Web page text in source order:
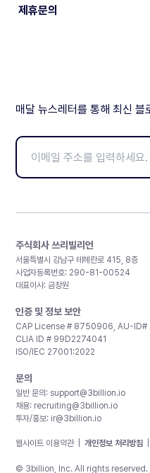
제휴문의
매달 뉴스레터를 통해 최신
주식회사 쓰리빌리언
서울특별시 강남구 테헤란로 415, 8층
사업자등록번호: 290-81-00524
대표이사: 금창원
인증 및 정보 보안
CAP License # 8750906, AU-
CLIA ID # 99D2274041
ISO/IEC 27001:2022
문의
일반 문의: support@3billion.io
채용: recruiting@3billion.io
투자/홍보: ir@3billion.io
웹사이트 이용약관 개인정보 처리방침
© 3billion, Inc. All rights reserved.